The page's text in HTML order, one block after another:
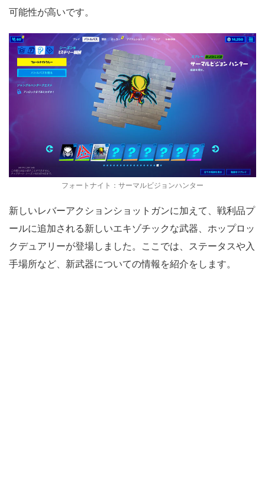
可能性が高いです。
フォートナイト：サーマルビジョンハンター
新しいレバーアクションショットガンに加えて、戦利品プ
ールに追加される新しいエキゾチックな武器、ホップロッ
クデュアリーが登場しました。ここでは、ステータスや入
手場所など、新武器についての情報を紹介をします。